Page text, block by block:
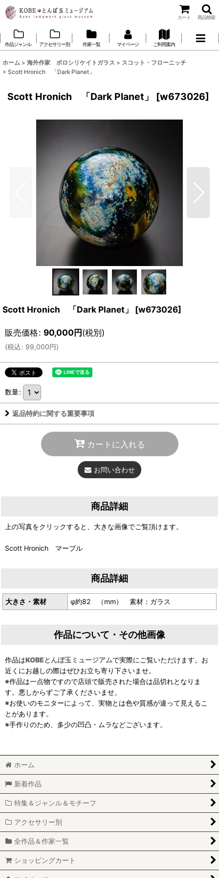
カート 商品検索
作品ジャンル アクセサリー別 作家一覧 マイページ ご利用案内
ホーム > 海外作家 ボロシリケイトガラス > スコット・フローニッチ
> Scott Hronich 「Dark Planet」
Scott Hronich 「Dark Planet」 [w673026]
Scott Hronich 「Dark Planet」 [w673026]
販売価格: 90,000円(税別)
(税込: 99,000円)
数量:
返品特約に関する重要事項
カートに入れる
お問い合わせ
商品詳細
上の写真をクリックすると、大きな画像でご覧頂けます。
Scott Hronich マーブル
商品詳細
大きさ・素材 φ約82 （mm） 素材：ガラス
作品について・その他画像
作品はKOBEとんぼ玉ミュージアムで実際にご覧いただけます。お
近くにお越しの際はぜひお立ち寄り下さいませ。
※作品は一点物ですので店頭で販売された場合は品切れとなりま
す。悪しからずご了承くださいませ。
※お使いのモニターによって、実物とは色や質感が違って見えるこ
とがあります。
※手作りのため、多少の凹凸・ムラなどございます。
ホーム
新着作品
特集＆ジャンル＆モチーフ
アクセサリー別
全作品＆作家一覧
ショッピングカート